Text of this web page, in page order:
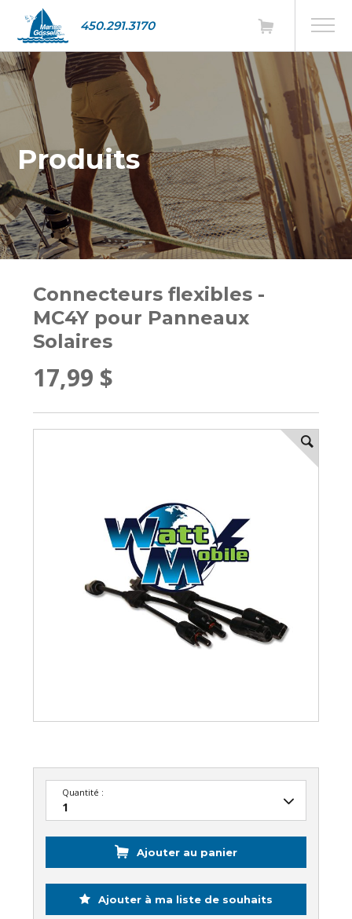
450.291.3170
Produits
Connecteurs flexibles -
MC4Y pour Panneaux
Solaires
17,99 $
Quantité :
Ajouter au panier
Ajouter à ma liste de souhaits